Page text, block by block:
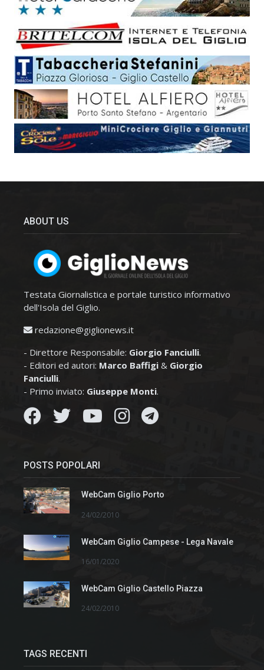
ABOUT US
Testata Giornalistica e portale turistico informativo
dell'Isola del Giglio.
redazione@giglionews.it
- Direttore Responsabile: Giorgio Fanciulli.
- Editori ed autori: Marco Baffigi & Giorgio
Fanciulli.
- Primo inviato: Giuseppe Monti.
POSTS POPOLARI
WebCam Giglio Porto
24/02/2010
WebCam Giglio Campese - Lega Navale
16/01/2020
WebCam Giglio Castello Piazza
24/02/2010
TAGS RECENTI